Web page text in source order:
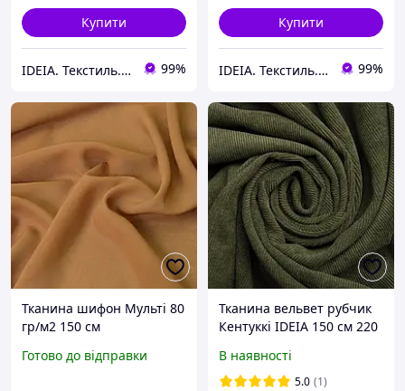
Купити
IDEIA. Текстиль. Шеврони. 99%
Купити
IDEIA. Текстиль. Шеврони. 99%
Тканина шифон Мульті 80
гр/м2 150 см
повітряна для суконь,
Готово до відправки
Тканина вельвет рубчик
Кентуккі IDEIA 150 см 220
В наявності
5.0 (1)